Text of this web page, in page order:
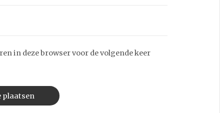
in deze browser voor de volgende keer